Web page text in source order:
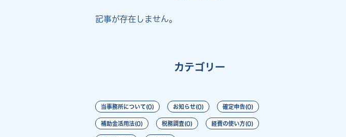
記事が存在しません。
カテゴリー
当事務所について(0) お知らせ(0) 確定申告(0)
補助金活用法(0) 税務調査(0) 経費の使い方(0)